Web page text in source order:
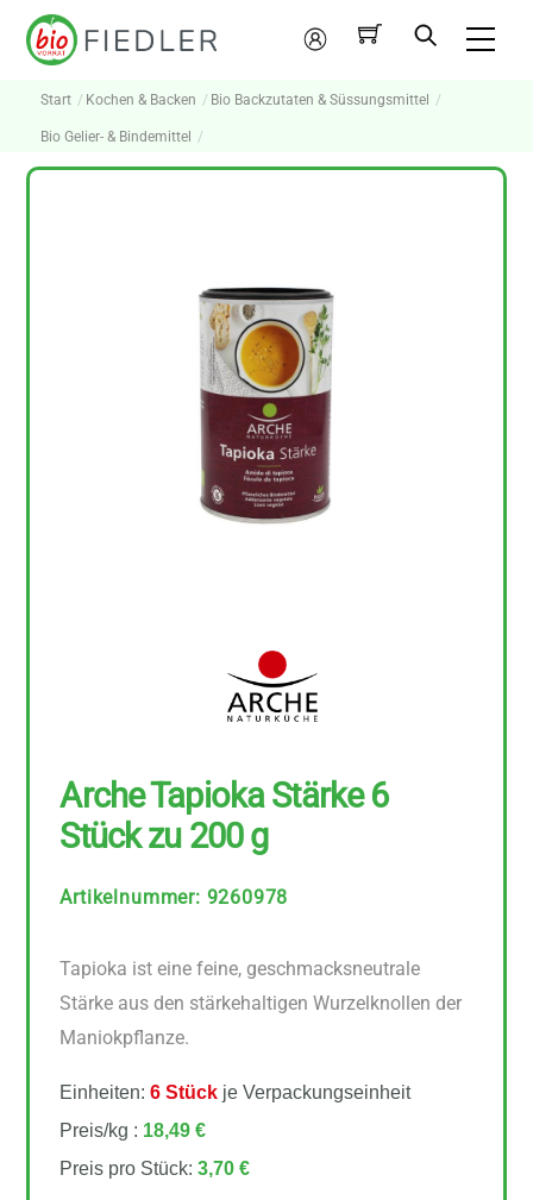
Skip
Mein
Konto
Start Kochen & Backen Bio Backzutaten & Süssungsmittel
Bio Gelier- & Bindemittel
Arche Tapioka Stärke 6
Stück zu 200 g
Artikelnummer: 9260978
Tapioka ist eine feine, geschmacksneutrale
Stärke aus den stärkehaltigen Wurzelknollen der
Maniokpflanze.
Einheiten:6 Stück je Verpackungseinheit
Preis/kg : 18,49 €
Preis pro Stück:3,70 €